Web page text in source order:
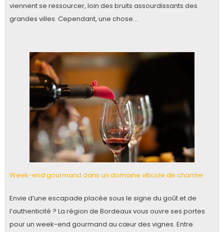
viennent se ressourcer, loin des bruits assourdissants des
grandes villes. Cependant, une chose…
Week-end gourmand dans un domaine viticole de charme
Envie d’une escapade placée sous le signe du goût et de
l’authenticité ? La région de Bordeaux vous ouvre ses portes
pour un week-end gourmand au cœur des vignes. Entre